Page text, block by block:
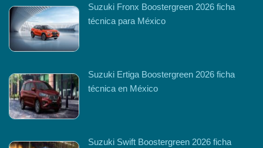
Suzuki Fronx Boostergreen 2026 ficha
técnica para México
Suzuki Ertiga Boostergreen 2026 ficha
técnica en México
Suzuki Swift Boostergreen 2026 ficha